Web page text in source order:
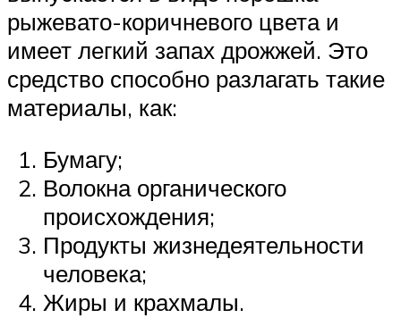
рыжевато-коричневого цвета и
имеет легкий запах дрожжей. Это
средство способно разлагать такие
материалы, как:
Бумагу;
Волокна органического
происхождения;
Продукты жизнедеятельности
человека;
Жиры и крахмалы.